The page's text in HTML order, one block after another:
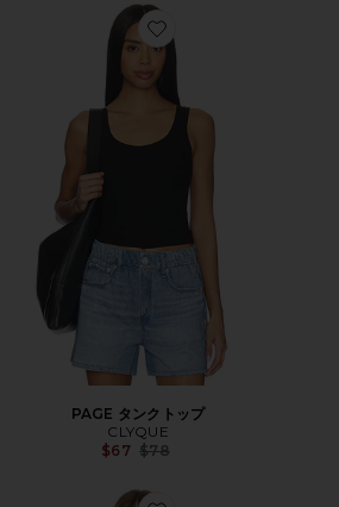
Favorite PAGE タンクトップ
PAGE タンクトップ
CLYQUE
$67 Previous price:
$78